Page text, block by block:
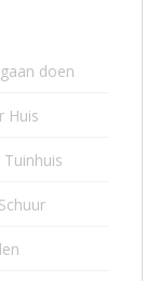
doen
Huis